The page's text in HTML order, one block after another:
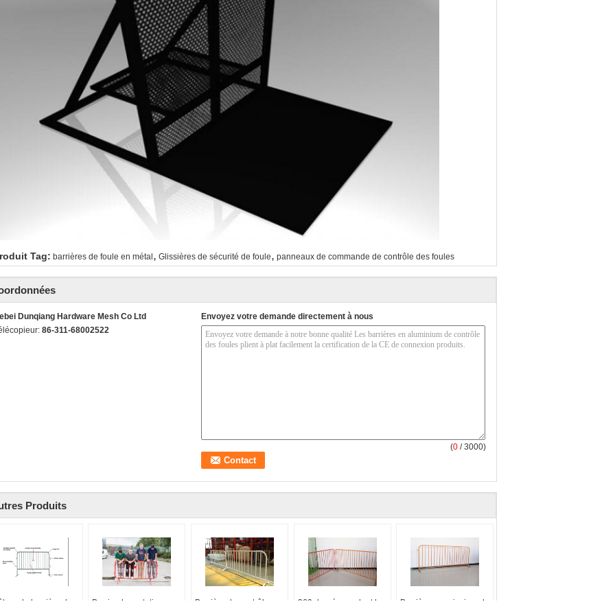
Tag: barrières de foule en métal , Glissières de sécurité de foule, panneaux de commande de contrôle des foules
Dunqiang Hardware Mesh Co Ltd
86-311-68002522
Envoyez votre demande directement à nous
(0 / 3000)
Produits
de barrière de
Barricade portative
Barrière de contrôle
360 degrés soudant la
Barrières provisoires de